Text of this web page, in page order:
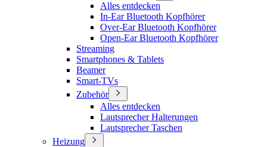
Alles entdecken
In-Ear Bluetooth Kopfhörer
Over-Ear Bluetooth Kopfhörer
Open-Ear Bluetooth Kopfhörer
Streaming
Smartphones & Tablets
Beamer
Smart-TVs
Zubehör
Alles entdecken
Lautsprecher Halterungen
Lautsprecher Taschen
Heizung